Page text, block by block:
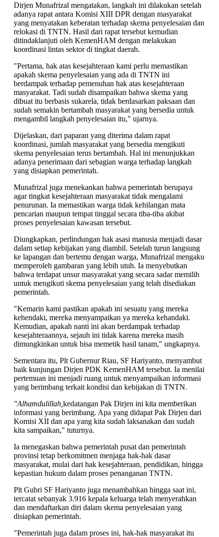
Dirjen Munafrizal mengatakan, langkah ini dilakukan setelah
adanya rapat antara Komisi XIII DPR dengan masyarakat
yang menyatakan keberatan terhadap skema penyelesaian dan
relokasi di TNTN. Hasil dari rapat tersebut kemudian
ditindaklanjuti oleh KemenHAM dengan melakukan
koordinasi lintas sektor di tingkat daerah.
"Pertama, hak atas kesejahteraan kami perlu memastikan
apakah skema penyelesaian yang ada di TNTN ini
berdampak terhadap pemenuhan hak atas kesejahteraan
masyarakat. Tadi sudah disampaikan bahwa skema yang
dibuat itu berbasis sukarela, tidak berdasarkan paksaan dan
sudah semakin bertambah masyarakat yang bersedia untuk
mengambil langkah penyelesaian itu," ujarnya.
Dijelaskan, dari paparan yang diterima dalam rapat
koordinasi, jumlah masyarakat yang bersedia mengikuti
skema penyelesaian terus bertambah. Hal ini menunjukkan
adanya penerimaan dari sebagian warga terhadap langkah
yang disiapkan pemerintah.
Munafrizal juga menekankan bahwa pemerintah berupaya
agar tingkat kesejahteraan masyarakat tidak mengalami
penurunan. Ia memastikan warga tidak kehilangan mata
pencarian maupun tempat tinggal secara tiba-tiba akibat
proses penyelesaian kawasan tersebut.
Diungkapkan, perlindungan hak asasi manusia menjadi dasar
dalam setiap kebijakan yang diambil. Setelah turun langsung
ke lapangan dan bertemu dengan warga, Munafrizal mengaku
memperoleh gambaran yang lebih utuh. Ia menyebutkan
bahwa terdapat unsur masyarakat yang secara sadar memilih
untuk mengikuti skema penyelesaian yang telah disediakan
pemerintah.
"Kemarin kami pastikan apakah ini sesuatu yang mereka
kehendaki, mereka menyampaikan ya mereka kehandaki.
Kemudian, apakah nanti ini akan berdampak terhadap
kesejahteraannya, sejauh ini tidak karena mereka masih
dimungkinkan untuk bisa memetik hasil tanam," ungkapnya.
Sementara itu, Plt Gubernur Riau, SF Hariyanto, menyambut
baik kunjungan Dirjen PDK KemenHAM tersebut. Ia menilai
pertemuan ini menjadi ruang untuk menyampaikan informasi
yang berimbang terkait kondisi dan kebijakan di TNTN.
"Alhamdulillah, kedatangan Pak Dirjen ini kita memberikan
informasi yang berimbang. Apa yang didapat Pak Dirjen dari
Komisi XII dan apa yang kita sudah laksanakan dan sudah
kita sampaikan," tuturnya.
Ia menegaskan bahwa pemerintah pusat dan pemerintah
provinsi tetap berkomitmen menjaga hak-hak dasar
masyarakat, mulai dari hak kesejahteraan, pendidikan, hingga
kepastian hukum dalam proses penanganan TNTN.
Plt Gubri SF Hariyanto juga menambahkan hingga saat ini,
tercatat sebanyak 3.916 kepala keluarga telah menyerahkan
dan mendaftarkan diri dalam skema penyelesaian yang
disiapkan pemerintah.
"Pemerintah juga dalam proses ini, hak-hak masyarakat itu